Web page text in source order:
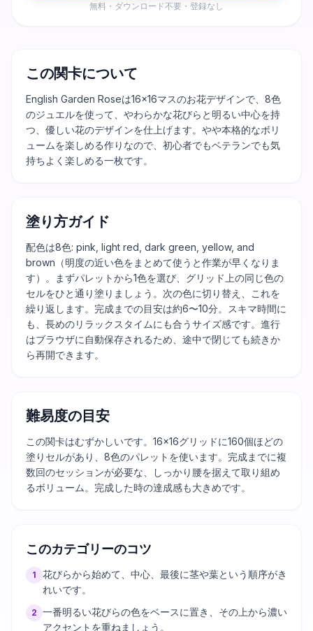
無料・ダウンロード不要・登録なし
この関卡について
English Garden Roseは16×16マスのお花デザインで、8色
のジュエルを使って、やわらかな花びらと明るい中心を持
つ、優しい花のデザインを仕上げます。やや本格的なボリ
ュームを楽しめる作りなので、初心者でもベテランでも気
持ちよく楽しめる一枚です。
塗り方ガイド
配色は8色: pink, light red, dark green, yellow, and
brown（明度の近い色をまとめて使うと作業が早くなりま
す）。まずパレットから1色を選び、グリッド上の同じ色の
セルをひと通り塗りましょう。次の色に切り替え、これを
繰り返します。完成までの目安は約6〜10分。スキマ時間に
も、長めのリラックスタイムにも合うサイズ感です。進行
はブラウザに自動保存されるため、途中で閉じても続きか
ら再開できます。
難易度の目安
この関卡はむずかしいです。16×16グリッドに160個ほどの
塗りセルがあり、8色のパレットを使います。完成までに複
数回のセッションが必要な、しっかり腰を据えて取り組め
るボリューム。完成した時の達成感も大きめです。
このカテゴリーのコツ
1
花びらから始めて、中心、最後に茎や葉という順序がき
れいです。
2 一番明るい花びらの色をベースに置き、その上から濃い
アクセントを重ねましょう。